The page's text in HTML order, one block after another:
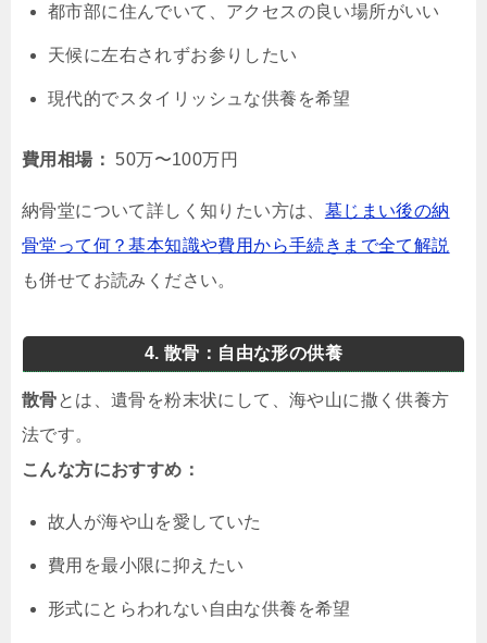
都市部に住んでいて、アクセスの良い場所がいい
天候に左右されずお参りしたい
現代的でスタイリッシュな供養を希望
費用相場： 50万〜100万円
納骨堂について詳しく知りたい方は、 墓じまい後の納
骨堂って何？基本知識や費用から手続きまで全て解説
も併せてお読みください。
4. 散骨：自由な形の供養
散骨とは、遺骨を粉末状にして、海や山に撒く供養方
法です。
こんな方におすすめ：
故人が海や山を愛していた
費用を最小限に抑えたい
形式にとらわれない自由な供養を希望